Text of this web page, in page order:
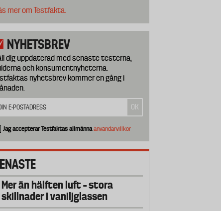
mer om Testfakta.
NYHETSBREV
dig uppdaterad med senaste testerna,
och konsumentnyheterna.
nyhetsbrev kommer en gång i
Jag accepterar Testfaktas allmännaanvändarvillkor
Mer än hälften luft – stora
skillnader i vaniljglassen